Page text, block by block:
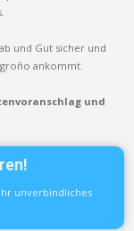
und Gut sicher und
ankommt.
und
unverbindliches